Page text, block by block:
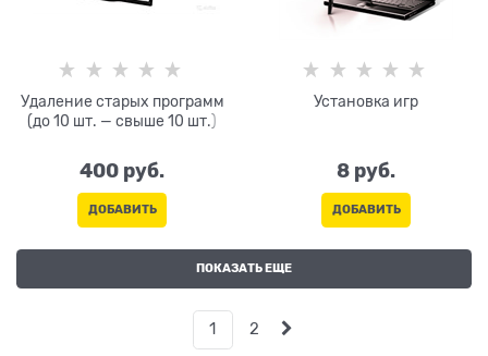
Удаление старых программ
(до 10 шт. — свыше 10 шт.)
400 руб.
ДОБАВИТЬ
Установка игр
8 руб.
ДОБАВИТЬ
ПОКАЗАТЬ ЕЩЕ
1 2